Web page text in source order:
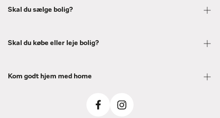
Skal du sælge bolig?
Skal du købe eller leje bolig?
Kom godt hjem med home